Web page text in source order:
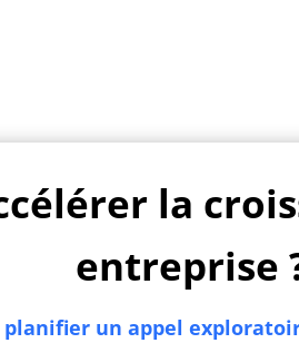
la
entreprise
un appel